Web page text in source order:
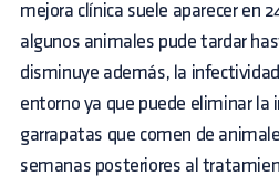
mejora clínica suele aparecer en
algunos animales pude tardar
disminuye además, la
entorno ya que puede eliminar la
garrapatas que comen de
semanas posteriores al